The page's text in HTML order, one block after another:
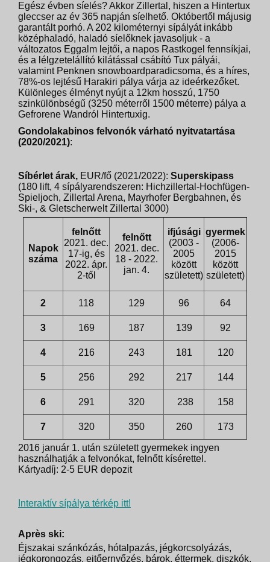
Egész évben síelés? Akkor Zillertal, hiszen a Hintertux
gleccser az év 365 napján síelhető. Októbertől májusig
garantált porhó. A 202 kilométernyi sípályát inkább
középhaladó, haladó síelőknek javasoljuk - a
változatos Eggalm lejtői, a napos Rastkogel fennsíkjai,
és a lélgzetelállító kilátással csábító Tux pályái,
valamint Penknen snowboardparadicsoma, és a híres,
78%-os lejtésű Harakiri pálya várja az ideérkezőket.
Különleges élményt nyújt a 12km hosszú, 1750
szinkülönbségű (3250 méterről 1500 méterre) pálya a
Gefrorene Wandról Hintertuxig.
Gondolakabinos felvonók várható nyitvatartása
(2020/2021):
Síbérlet árak, EUR/fő (2021/2022): Superskipass
(180 lift, 4 sípályarendszeren: Hichzillertal-Hochfügen-
Spieljoch, Zillertal Arena, Mayrhofer Bergbahnen, és
Ski-, & Gletscherwelt Zillertal 3000)
Napok
száma
felnőtt
2021. dec.
17-ig, és
2022. ápr.
2-től
felnőtt
2021. dec.
18 - 2022.
jan. 4.
ifjúsági
(2003 -
2005
között
született)
gyermek
(2006-
2015
között
született)
2 118 129 96 64
3 169 187 139 92
4 216 243 181 120
5 256 292 217 144
6 291 320 238 158
7 320 350 260 173
2016 január 1. után született gyermekek ingyen
használhatják a felvonókat, felnőtt kísérettel.
Kártyadíj: 2-5 EUR depozit
Interaktív sípálya térkép itt!
Après ski:
Éjszakai szánkózás, hótalpazás, jégkorcsolyázás,
jégkorongozás, ejtőernyőzés, bárok, éttermek, diszkók,